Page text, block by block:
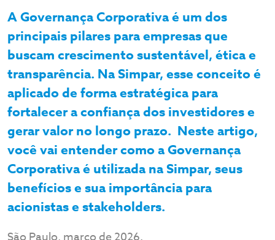
A Governança Corporativa é um dos
principais pilares para empresas que
buscam crescimento sustentável, ética e
transparência. Na Simpar, esse conceito é
aplicado de forma estratégica para
fortalecer a confiança dos investidores e
gerar valor no longo prazo. Neste artigo,
você vai entender como a Governança
Corporativa é utilizada na Simpar, seus
benefícios e sua importância para
acionistas e stakeholders.